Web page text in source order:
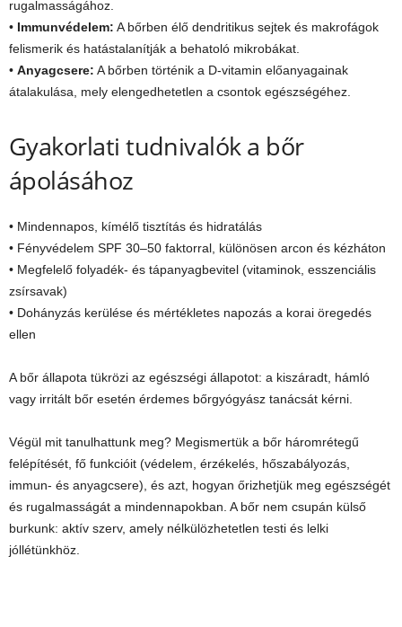
rugalmasságához.
• Immunvédelem: A bőrben élő dendritikus sejtek és makrofágok
felismerik és hatástalanítják a behatoló mikrobákat.
• Anyagcsere: A bőrben történik a D-vitamin előanyagainak
átalakulása, mely elengedhetetlen a csontok egészségéhez.
Gyakorlati tudnivalók a bőr
ápolásához
• Mindennapos, kímélő tisztítás és hidratálás
• Fényvédelem SPF 30–50 faktorral, különösen arcon és kézháton
• Megfelelő folyadék- és tápanyagbevitel (vitaminok, esszenciális
zsírsavak)
• Dohányzás kerülése és mértékletes napozás a korai öregedés
ellen
A bőr állapota tükrözi az egészségi állapotot: a kiszáradt, hámló
vagy irritált bőr esetén érdemes bőrgyógyász tanácsát kérni.
Végül mit tanulhattunk meg? Megismertük a bőr háromrétegű
felépítését, fő funkcióit (védelem, érzékelés, hőszabályozás,
immun- és anyagcsere), és azt, hogyan őrizhetjük meg egészségét
és rugalmasságát a mindennapokban. A bőr nem csupán külső
burkunk: aktív szerv, amely nélkülözhetetlen testi és lelki
jóllétünkhöz.